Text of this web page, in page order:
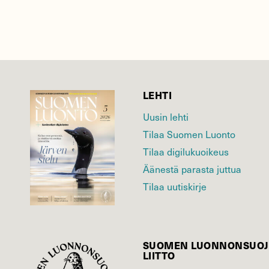
LEHTI
Uusin lehti
Tilaa Suomen Luonto
Tilaa digilukuoikeus
Äänestä parasta juttua
Tilaa uutiskirje
SUOMEN
LIITTO